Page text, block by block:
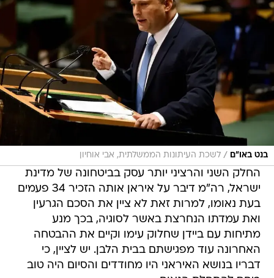
בנט באו"ם / לשכת העיתונות הממשלתית, אבי אוחיון
החלק השני והרציני יותר עסק בביטחונה של מדינת
ישראל, רה"מ דיבר על איראן אותה הזכיר 34 פעמים
בעת נאומו, למרות זאת לא ציין את הסכם הגרעין
ואת עמדתו הנחרצת באשר לסוגיה, בכך מנע
מתיחות עם ביידן שחלוק עימו וקיים את ההבטחה
האחרונה עוד מפגישתם בבית הלבן. יש לציין, כי
דבריו בנושא האיראני היו מחודדים והסיום היה טוב